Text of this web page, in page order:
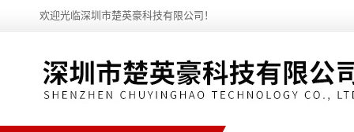
欢迎光临深圳市楚英豪科技有限公司！